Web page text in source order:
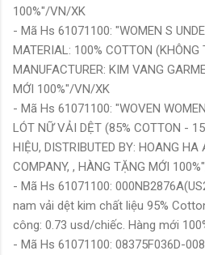
100%"/VN/XK
- Mã Hs 61071100: "WOMEN S
MATERIAL: 100% COTTON (KHÔNG
MANUFACTURER: KIM VANG
MỚI 100%"/VN/XK
- Mã Hs 61071100: "WOVEN
LÓT NỮ VẢI DỆT (85% COTTON -
HIỆU, DISTRIBUTED BY: HOANG HA
COMPANY, , HÀNG TẶNG MỚI
- Mã Hs 61071100:
nam vải dệt kim chất liệu 95%
công: 0.73 usd/chiếc. Hàng mới
- Mã Hs 61071100: 08375F036D-